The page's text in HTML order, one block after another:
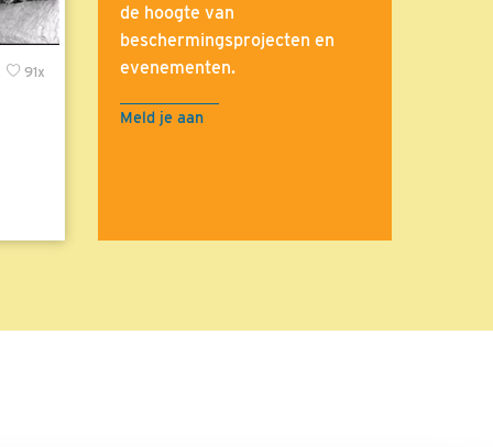
91x
de hoogte van
beschermingsprojecten en
evenementen.
Meld je aan